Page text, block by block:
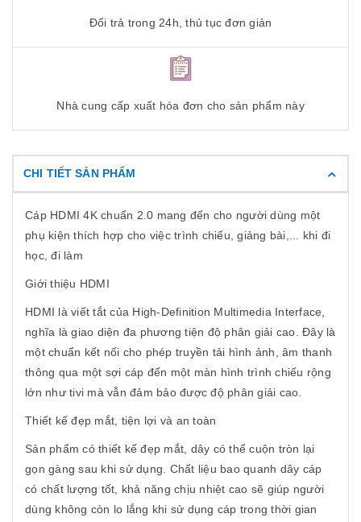
Đổi trả trong 24h, thủ tục đơn giản
Nhà cung cấp xuất hóa đơn cho sản phẩm này
CHI TIẾT SẢN PHẨM
Cáp HDMI 4K chuẩn 2.0 mang đến cho người dùng một
phụ kiện thích hợp cho việc trình chiếu, giảng bài,... khi đi
học, đi làm
Giới thiệu HDMI
HDMI là viết tắt của High-Definition Multimedia Interface,
nghĩa là giao diện đa phương tiện độ phân giải cao. Đây là
một chuẩn kết nối cho phép truyền tải hình ảnh, âm thanh
thông qua một sợi cáp đến một màn hình trình chiếu rộng
lớn như tivi mà vẫn đảm bảo được độ phân giải cao.
Thiết kế đẹp mắt, tiện lợi và an toàn
Sản phẩm có thiết kế đẹp mắt, dây có thể cuộn tròn lại
gọn gàng sau khi sử dụng. Chất liệu bao quanh dây cáp
có chất lượng tốt, khả năng chịu nhiệt cao sẽ giúp người
dùng không còn lo lắng khi sử dụng cáp trong thời gian